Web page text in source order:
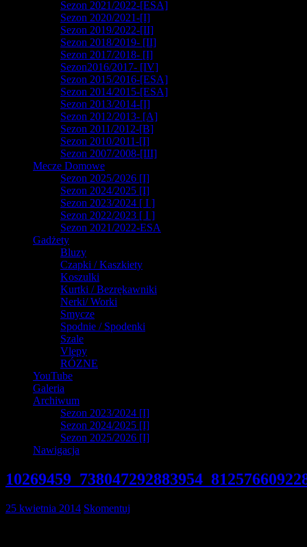
Sezon 2021/2022-[ESA]
Sezon 2020/2021-[I]
Sezon 2019/2022-[II]
Sezon 2018/2019- [II]
Sezon 2017/2018- [I]
Sezon2016/2017- [IV]
Sezon 2015/2016-[ESA]
Sezon 2014/2015-[ESA]
Sezon 2013/2014-[I]
Sezon 2012/2013- [A]
Sezon 2011/2012-[B]
Sezon 2010/2011-[I]
Sezon 2007/2008-[III]
Mecze Domowe
Sezon 2025/2026 [I]
Sezon 2024/2025 [I]
Sezon 2023/2024 [ I ]
Sezon 2022/2023 [ I ]
Sezon 2021/2022-ESA
Gadżety
Bluzy
Czapki / Kaszkiety
Koszulki
Kurtki / Bezrękawniki
Nerki/ Worki
Smycze
Spodnie / Spodenki
Szale
Vlepy
RÓZNE
YouTube
Galeria
Archiwum
Sezon 2023/2024 [I]
Sezon 2024/2025 [I]
Sezon 2025/2026 [I]
Nawigacja
25 kwietnia 2014 Skomentuj